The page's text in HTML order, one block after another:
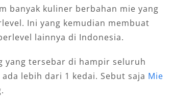
banyak kuliner berbahan mie yang
Ini yang kemudian membuat
lainnya di Indonesia.
yang tersebar di hampir seluruh
lebih dari 1 kedai. Sebut saja Mie